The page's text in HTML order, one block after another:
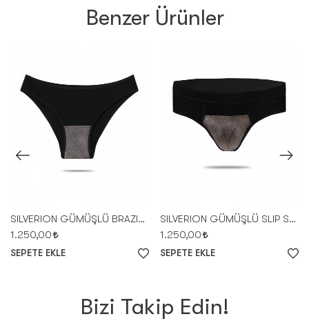
Benzer Ürünler
SILVERION GÜMÜŞLÜ BRAZILIAN COURAGE - SİYAH
1.250,00
SEPETE EKLE
SILVERION GÜMÜŞLÜ SLIP SLIPPAGE - SİYAH
1.250,00
SEPETE EKLE
Bizi Takip Edin!